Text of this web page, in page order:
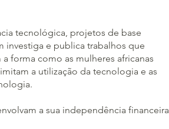
tecnológica, projetos de base
investiga e publica trabalhos que
forma como as mulheres africanas
a utilização da tecnologia e as
a sua independência financeira